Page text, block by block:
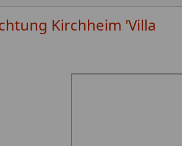
Kirchheim 'Villa